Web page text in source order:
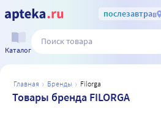
послезавтрав
Каталог
главная бренды filorga
Товары бренда FILORGA